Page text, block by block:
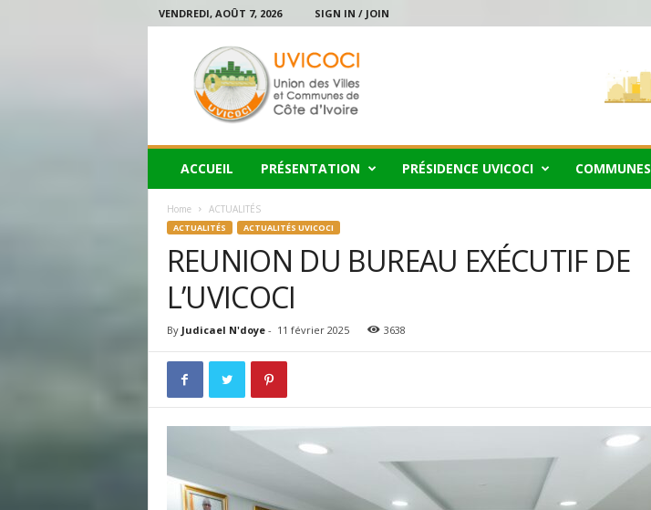
VENDREDI, AOÛT 7, 2026 SIGN IN / JOIN
ACCUEIL PRÉSENTATION PRÉSIDENCE UVICOCI COMMUNES
Home ACTUALITÉS
ACTUALITÉS ACTUALITÉS UVICOCI
REUNION DU BUREAU EXÉCUTIF DE
L’UVICOCI
By Judicael N'doye- 11 février 2025 3638